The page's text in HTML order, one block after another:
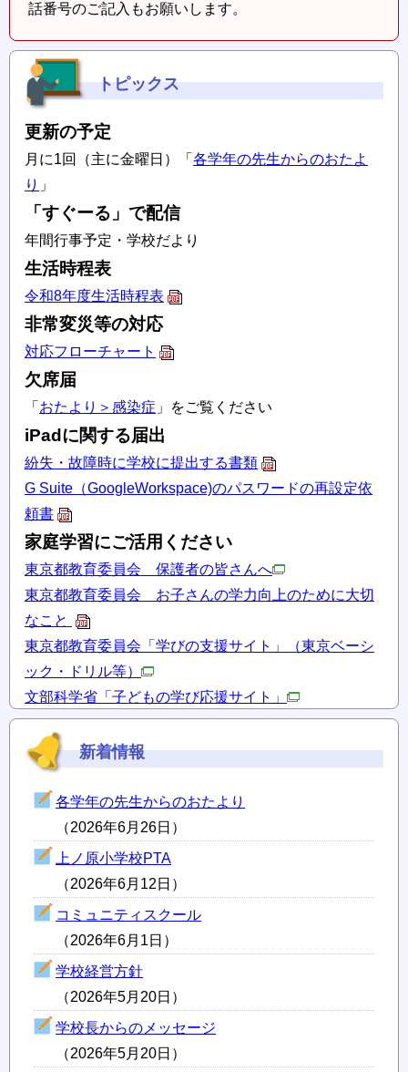
話番号のご記入もお願いします。
トピックス
更新の予定
月に1回（主に金曜日）「 各学年の先生からのおたよ
り 」
「すぐーる」で配信
年間行事予定・学校だより
生活時程表
令和8年度生活時程表
非常変災等の対応
対応フローチャート
欠席届
「 おたより＞感染症 」をご覧ください
iPadに関する届出
紛失・故障時に学校に提出する書類
G Suite（GoogleWorkspace)のパスワードの再設定依
頼書
家庭学習にご活用ください
東京都教育委員会 保護者の皆さんへ
東京都教育委員会 お子さんの学力向上のために大切
なこと
東京都教育委員会「学びの支援サイト」（東京ベーシ
ック・ドリル等）
文部科学省「子どもの学び応援サイト」
新着情報
各学年の先生からのおたより
（2026年6月26日）
上ノ原小学校PTA
（2026年6月12日）
コミュニティスクール
（2026年6月1日）
学校経営方針
（2026年5月20日）
学校長からのメッセージ
（2026年5月20日）